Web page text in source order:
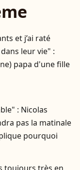
et j’ai raté
leur vie" :
papa d'une fille
: Nicolas
pas la matinale
pourquoi